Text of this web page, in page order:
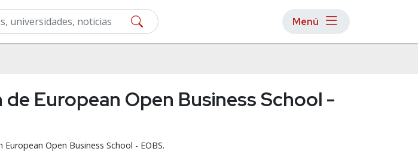
Menú
European Open Business School -
Open Business School - EOBS.